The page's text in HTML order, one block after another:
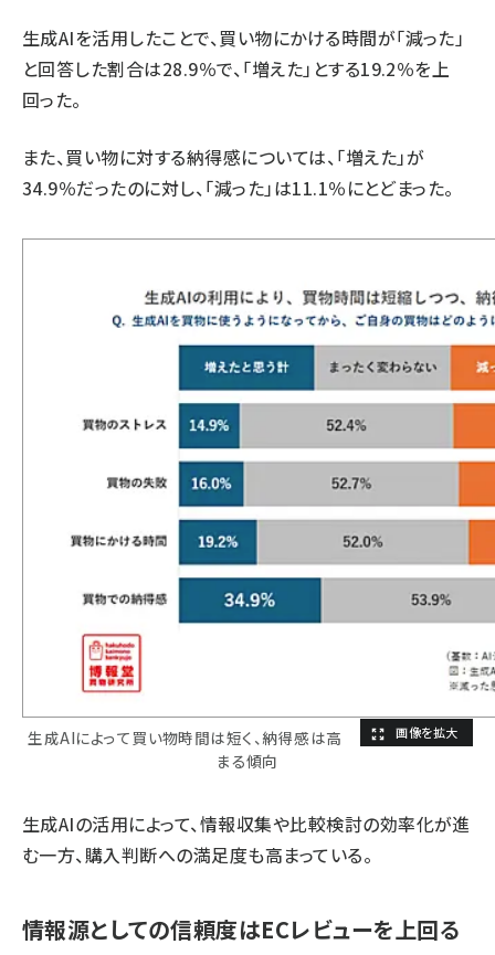
生成AIを活用したことで、買い物にかける時間が「減った」
と回答した割合は28.9％で、「増えた」とする19.2％を上
回った。
また、買い物に対する納得感については、「増えた」が
34.9％だったのに対し、「減った」は11.1％にとどまった。
生成AIによって買い物時間は短く、納得感は高
まる傾向
生成AIの活用によって、情報収集や比較検討の効率化が進
む一方、購入判断への満足度も高まっている。
情報源としての信頼度はECレビューを上回る